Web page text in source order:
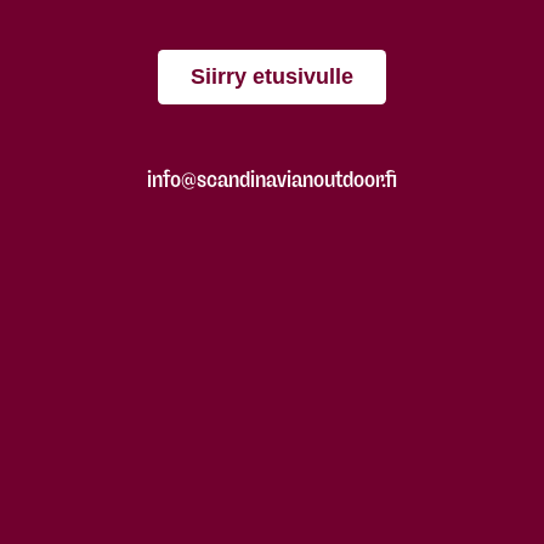
Siirry etusivulle
info@scandinavianoutdoor.fi